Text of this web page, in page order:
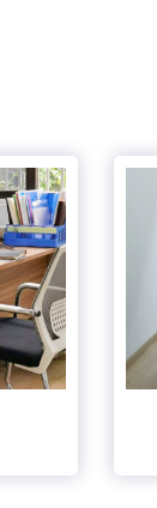
de producción.